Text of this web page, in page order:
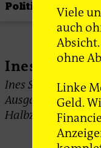
Politik Thema
Ines
Ines Schwerdtner
Ausgabe von
Halbzehn FM.
Viele
auch
ohne
Linke
Geld.